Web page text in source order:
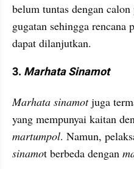
belum tuntas dengan
gugatan sehingga rencana
dapat dilanjutkan.
3. Marhata Sinamot
Marhata sinamot juga
martumpol. Namun,
sinamot berbeda dengan